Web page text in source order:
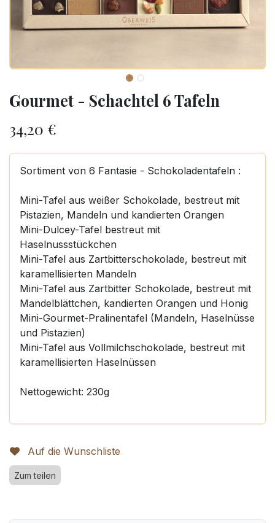
Gourmet - Schachtel 6 Tafeln
34,20 €
Sortiment von 6 Fantasie - Schokoladentafeln :
Mini-Tafel aus weißer Schokolade, bestreut mit
Pistazien, Mandeln und kandierten Orangen
Mini-Dulcey-Tafel bestreut mit
Haselnussstückchen
Mini-Tafel aus Zartbitterschokolade, bestreut mit
karamellisierten Mandeln
Mini-Tafel aus Zartbitter Schokolade, bestreut mit
Mandelblättchen, kandierten Orangen und Honig
Mini-Gourmet-Pralinentafel (Mandeln, Haselnüsse
und Pistazien)
Mini-Tafel aus Vollmilchschokolade, bestreut mit
karamellisierten Haselnüssen
Nettogewicht: 230g
Auf die Wunschliste
Zum teilen